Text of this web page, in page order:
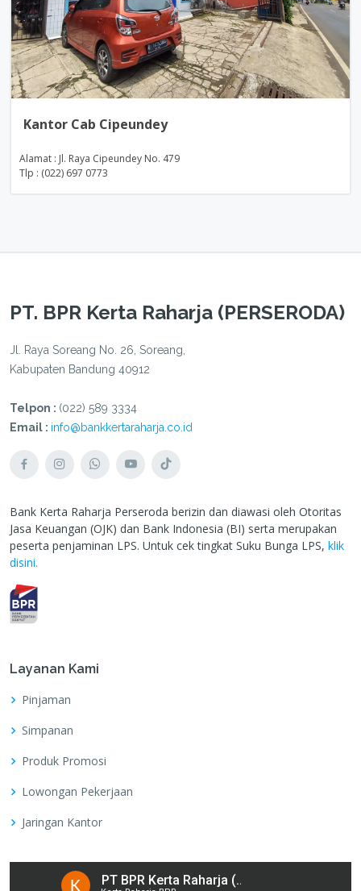
Kantor Cab Cipeundey
Alamat : Jl. Raya Cipeundey No. 479
Tlp : (022) 697 0773
PT. BPR Kerta Raharja (PERSERODA)
Jl. Raya Soreang No. 26, Soreang,
Kabupaten Bandung 40912
Telpon : (022) 589 3334
Email : info@bankkertaraharja.co.id
Bank Kerta Raharja Perseroda berizin dan diawasi oleh Otoritas
Jasa Keuangan (OJK) dan Bank Indonesia (BI) serta merupakan
peserta penjaminan LPS. Untuk cek tingkat Suku Bunga LPS, klik
disini.
Layanan Kami
Pinjaman
Simpanan
Produk Promosi
Lowongan Pekerjaan
Jaringan Kantor